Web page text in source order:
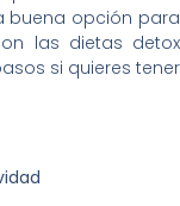
buena opción para
las dietas detox
si quieres tener